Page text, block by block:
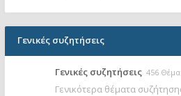
Γενικές συζητήσεις
Γενικές συζητήσεις 456
Γενικότερα θέματα